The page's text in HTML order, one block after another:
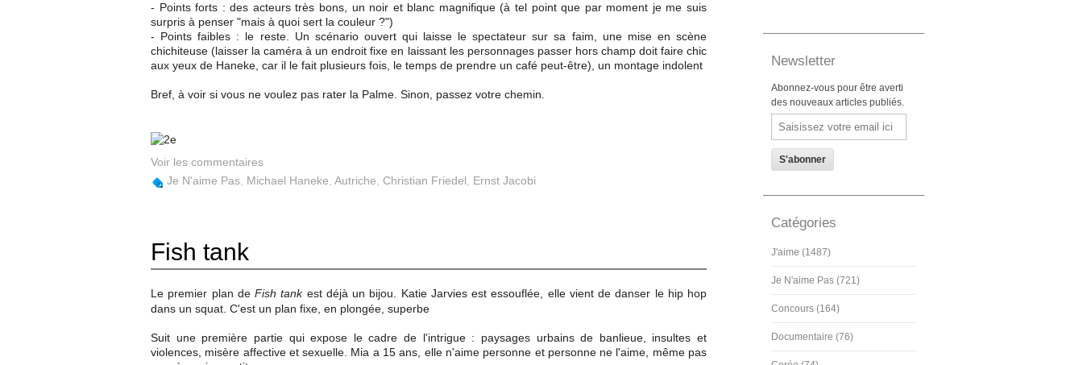
- Points forts : des acteurs très bons, un noir et blanc magnifique (à tel point que par moment je me suis
surpris à penser "mais à quoi sert la couleur ?")
- Points faibles : le reste. Un scénario ouvert qui laisse le spectateur sur sa faim, une mise en scène
chichiteuse (laisser la caméra à un endroit fixe en laissant les personnages passer hors champ doit faire chic
aux yeux de Haneke, car il le fait plusieurs fois, le temps de prendre un café peut-être), un montage indolent
Bref, à voir si vous ne voulez pas rater la Palme. Sinon, passez votre chemin.
Voir les commentaires
Je N'aime Pas Michael Haneke Autriche Christian Friedel Ernst Jacobi
Fish tank
Le premier plan de Fish tankest déjà un bijou. Katie Jarvies est essouflée, elle vient de danser le hip hop
dans un squat. C'est un plan fixe, en plongée, superbe
Suit une première partie qui expose le cadre de l'intrigue : paysages urbains de banlieue, insultes et
violences, misère affective et sexuelle. Mia a 15 ans, elle n'aime personne et personne ne l'aime, même pas
Newsletter
Abonnez-vous pour être averti
des nouveaux articles publiés.
Email
Catégories
J'aime (1487)
Je N'aime Pas (721)
Concours (164)
Documentaire (76)